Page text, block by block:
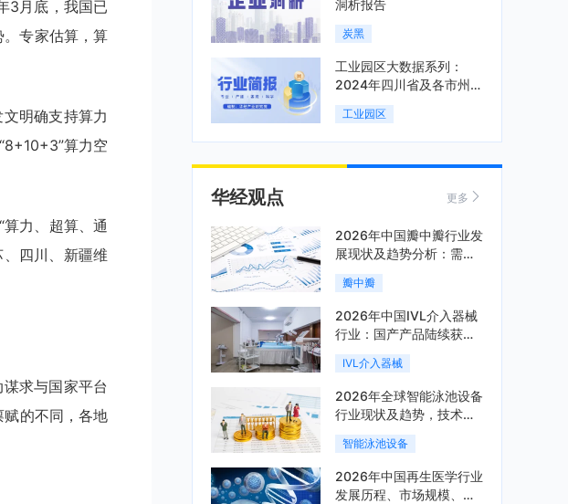
3月底，我国已
专家估算，算
明确支持算力
算力空
力、超算、通
四川、新疆维
求与国家平台
赋的不同，各地
洞析报告
炭黑
工业园区大数据系列：
2024年四川省及各市州工
业园区全景洞析报告
工业园区
华经观点 更多
2026年中国瓣中瓣行业发
展现状及趋势分析：需求
可持续释放，市场发展前
景良好「图」
瓣中瓣
2026年中国IVL介入器械
行业：国产产品陆续获
批，市场将进入持续高增
长阶段「图」
IVL介入器械
2026年全球智能泳池设备
行业现状及趋势，技术端
朝着系统集成、绿色节能
方向迭代「图」
智能泳池设备
2026年中国再生医学行业
发展历程、市场规模、相